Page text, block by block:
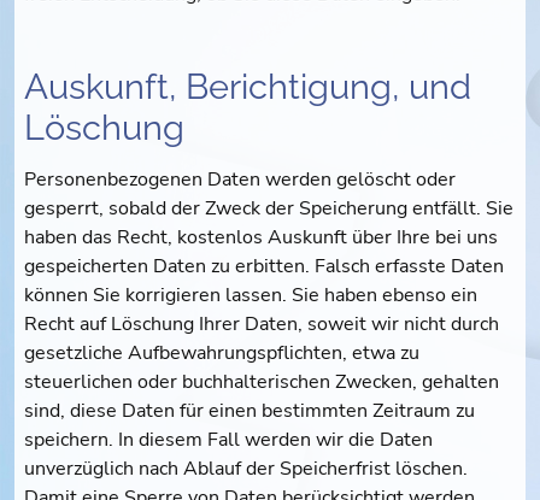
Auskunft, Berichtigung, und
Löschung
Personenbezogenen Daten werden gelöscht oder
gesperrt, sobald der Zweck der Speicherung entfällt. Sie
haben das Recht, kostenlos Auskunft über Ihre bei uns
gespeicherten Daten zu erbitten. Falsch erfasste Daten
können Sie korrigieren lassen. Sie haben ebenso ein
Recht auf Löschung Ihrer Daten, soweit wir nicht durch
gesetzliche Aufbewahrungspflichten, etwa zu
steuerlichen oder buchhalterischen Zwecken, gehalten
sind, diese Daten für einen bestimmten Zeitraum zu
speichern. In diesem Fall werden wir die Daten
unverzüglich nach Ablauf der Speicherfrist löschen.